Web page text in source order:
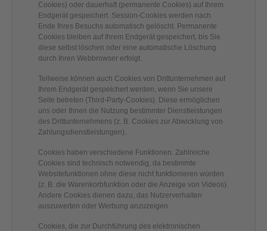
Cookies) oder dauerhaft (permanente Cookies) auf Ihrem
Endgerät gespeichert. Session-Cookies werden nach
Ende Ihres Besuchs automatisch gelöscht. Permanente
Cookies bleiben auf Ihrem Endgerät gespeichert, bis Sie
diese selbst löschen oder eine automatische Löschung
durch Ihren Webbrowser erfolgt.
Teilweise können auch Cookies von Drittunternehmen auf
Ihrem Endgerät gespeichert werden, wenn Sie unsere
Seite betreten (Third-Party-Cookies). Diese ermöglichen
uns oder Ihnen die Nutzung bestimmter Dienstleistungen
des Drittunternehmens (z. B. Cookies zur Abwicklung von
Zahlungsdienstleistungen).
Cookies haben verschiedene Funktionen. Zahlreiche
Cookies sind technisch notwendig, da bestimmte
Websitefunktionen ohne diese nicht funktionieren würden
(z. B. die Warenkorbfunktion oder die Anzeige von Videos).
Andere Cookies dienen dazu, das Nutzerverhalten
auszuwerten oder Werbung anzuzeigen.
Cookies, die zur Durchführung des elektronischen